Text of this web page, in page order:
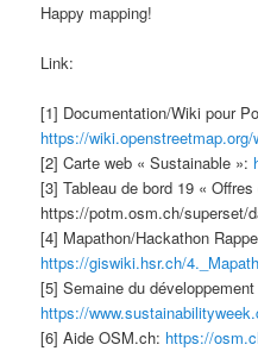
Happy mapping!
Link:
[1] Documentation/Wiki pour
https://
[2] Carte web « Sustainable »:
[3] Tableau de bord 19 «
https://potm.osm.ch/superset/
[4] Mapathon/Hackathon
https://giswiki.hsr.ch/
[5] Semaine du
https://
[6] Aide OSM.ch: https://